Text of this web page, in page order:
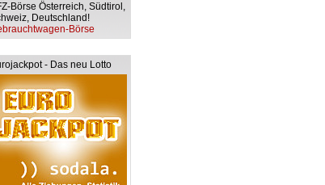
Börse Österreich, Südtirol,
Deutschland!
Börse
- Das neu Lotto